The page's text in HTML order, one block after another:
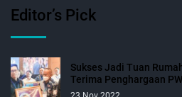
Editor’s Pick
Sukses Jadi Tuan
Terima Penghargaan